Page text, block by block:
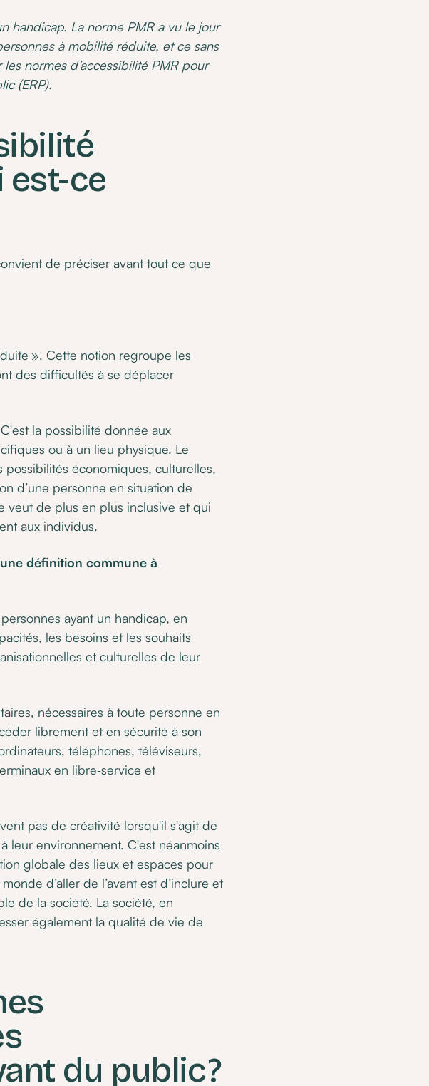
handicap. La norme PMR a vu le jour
à mobilité réduite, et ce sans
normes d’accessibilité PMR pour
(ERP).
est-ce
de préciser avant tout ce que
». Cette notion regroupe les
des difficultés à se déplacer
la possibilité donnée aux
ou à un lieu physique. Le
économiques, culturelles,
d’une personne en situation de
veut de plus en plus inclusive et qui
aux individus.
définition commune à
ayant un handicap, en
les besoins et les souhaits
et culturelles de leur
nécessaires à toute personne en
librement et en sécurité à son
téléphones, téléviseurs,
en libre‑service et
pas de créativité lorsqu'il s'agit de
leur environnement. C'est néanmoins
globale des lieux et espaces pour
d’aller de l’avant est d’inclure et
de la société. La société, en
également la qualité de vie de
du public ?